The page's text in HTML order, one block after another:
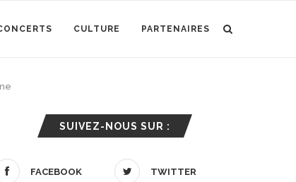
CULTURE PARTENAIRES
SUIVEZ-NOUS SUR :
FACEBOOK TWITTER